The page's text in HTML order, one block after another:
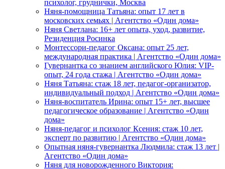
психолог, груднички, Москва
Няня-помощница Татьяна: опыт 17 лет в
московских семьях | Агентство «Один дома»
Няня Светлана: 16+ лет опыта, уход, развитие,
Резиденция Росинка
Монтессори-педагог Оксана: опыт 25 лет,
международная практика | Агентство «Один дома»
Гувернантка со знанием английского Юлия: VIP-
опыт, 24 года стажа | Агентство «Один дома»
Няня Татьяна: стаж 18 лет, педагог-организатор,
индивидуальный подход | Агентство «Один дома»
Няня-воспитатель Ирина: опыт 15+ лет, высшее
педагогическое образование | Агентство «Один
дома»
Няня-педагог и психолог Ксения: стаж 10 лет,
эксперт по развитию | Агентство «Один дома»
Опытная няня-гувернантка Людмила: стаж 13 лет |
Агентство «Один дома»
Няня для новорожденного Виктория: